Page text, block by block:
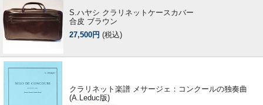
S.ハヤシ クラリネットケースカバー
合皮 ブラウン
27,500円 (税込)
クラリネット楽譜 メサージェ：コンクールの独奏曲
(A.Leduc版)